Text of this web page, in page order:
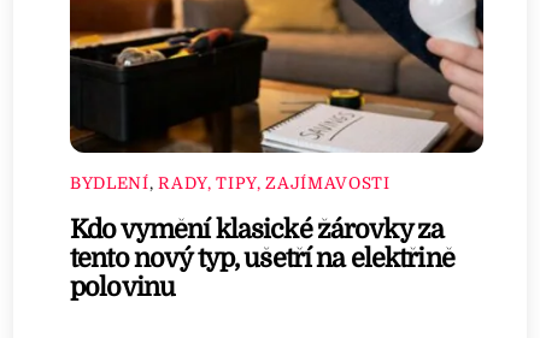
BYDLENÍ,RADY, TIPY, ZAJÍMAVOSTI
Kdo vymění klasické žárovky za
tento nový typ, ušetří na elektřině
polovinu